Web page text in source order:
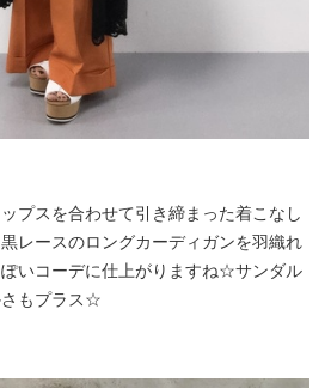
プスを合わせて引き締まった着こなし
レースのロングカーディガンを羽織れ
いコーデに仕上がりますね☆サンダル
さもプラス☆